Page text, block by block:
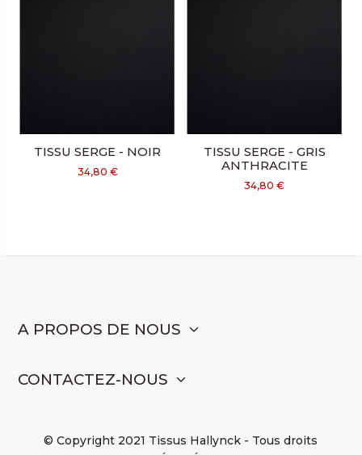
TISSU SERGE - NOIR
34,80 €
TISSU SERGE - GRIS
ANTHRACITE
34,80 €
A PROPOS DE NOUS
CONTACTEZ-NOUS
© Copyright 2021 Tissus Hallynck - Tous droits